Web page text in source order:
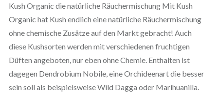
Kush Organic die natürliche Räuchermischung Mit Kush
Organic hat Kush endlich eine natürliche Räuchermischung
ohne chemische Zusätze auf den Markt gebracht! Auch
diese Kushsorten werden mit verschiedenen fruchtigen
Düften angeboten, nur eben ohne Chemie. Enthalten ist
dagegen Dendrobium Nobile, eine Orchideenart die besser
sein soll als beispielsweise Wild Dagga oder Marihuanilla.